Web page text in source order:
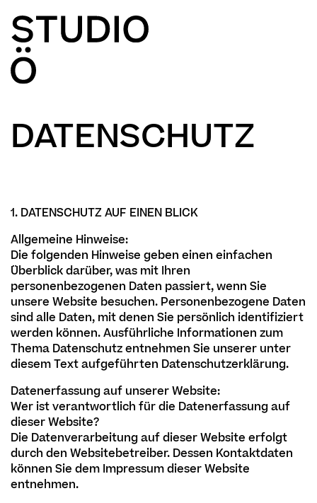
DATENSCHUTZ
1. DATENSCHUTZ AUF EINEN BLICK
Allgemeine Hinweise:
Die folgenden Hinweise geben einen einfachen
Überblick darüber, was mit Ihren
personenbezogenen Daten passiert, wenn Sie
unsere Website besuchen. Personenbezogene Daten
sind alle Daten, mit denen Sie persönlich identifiziert
werden können. Ausführliche Informationen zum
Thema Datenschutz entnehmen Sie unserer unter
diesem Text aufgeführten Datenschutzerklärung.
Datenerfassung auf unserer Website:
Wer ist verantwortlich für die Datenerfassung auf
dieser Website?
Die Datenverarbeitung auf dieser Website erfolgt
durch den Websitebetreiber. Dessen Kontaktdaten
können Sie dem Impressum dieser Website
entnehmen.